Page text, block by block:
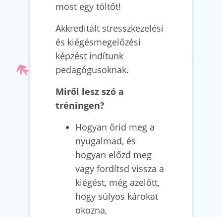
most egy töltőt!
Akkreditált stresszkezelési
és kiégésmegelőzési
képzést indítunk
pedagógusoknak.
Miről lesz szó a
tréningen?
Hogyan őrid meg a
nyugalmad, és
hogyan előzd meg
vagy fordítsd vissza a
kiégést, még azelőtt,
hogy súlyos károkat
okozna,